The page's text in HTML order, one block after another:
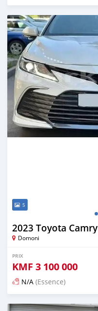
Publié il y a 22 jours
5
2023 Toyota Camry
Domoni
PRIX
KMF 3 100 000
N/A (Essence)
Publié il y a environ un mois